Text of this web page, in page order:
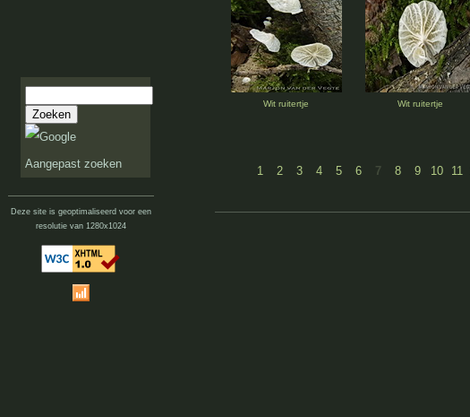
Aangepast zoeken
Deze site is geoptimaliseerd voor een
resolutie van 1280x1024
Wit ruitertje Wit ruitertje
1 2 3 4 5 6 7 8 9 10 11